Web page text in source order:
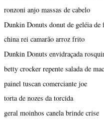
ronzoni anjo massas de cabelo
Dunkin Donuts donut de geléia de
china rei camarão arroz frito
Dunkin Donuts envidraçada
betty crocker repente salada de
painel tuscan comerciante joe
torta de nozes da torcida
geral moinhos canela brinde crise